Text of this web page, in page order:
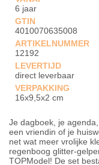
6 jaar
GTIN
4010070635008
ARTIKELNUMMER
12192
LEVERTIJD
direct leverbaar
VERPAKKING
16x9,5x2 cm
Je dagboek, je
een vriendin of je
net wat meer vrolijke
regenboog glitter-
TOPModel! De set